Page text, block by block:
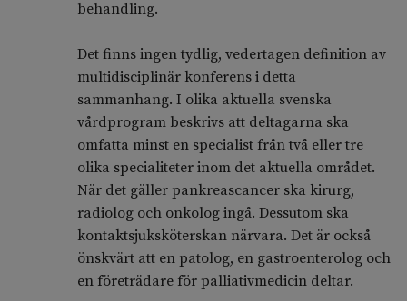
behandling.
Det finns ingen tydlig, vedertagen definition av
multidisciplinär konferens i detta
sammanhang. I olika aktuella svenska
vårdprogram beskrivs att deltagarna ska
omfatta minst en specialist från två eller tre
olika specialiteter inom det aktuella området.
När det gäller pankreascancer ska kirurg,
radiolog och onkolog ingå. Dessutom ska
kontaktsjuksköterskan närvara. Det är också
önskvärt att en patolog, en gastroenterolog och
en företrädare för palliativmedicin deltar.